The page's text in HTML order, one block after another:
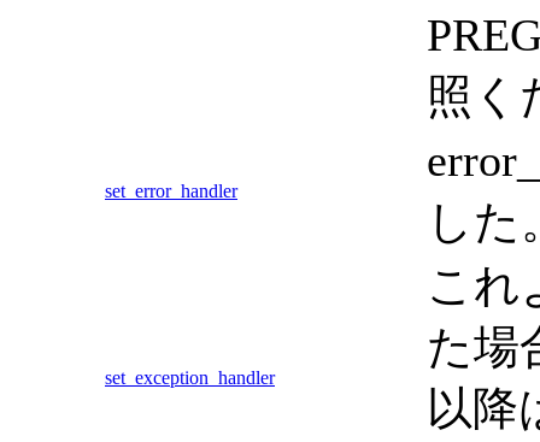
照く
set_error_handler
した
set_exception_handler
これ
た場
以降